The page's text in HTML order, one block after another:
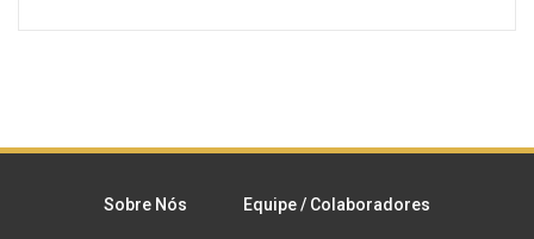
Sobre Nós Equipe / Colaboradores